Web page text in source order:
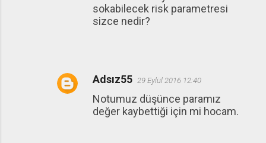
sokabilecek risk parametresi
sizce nedir?
Adsız55 29 Eylül 2016 12:40
Notumuz düşünce paramız
değer kaybettiği için mi hocam.